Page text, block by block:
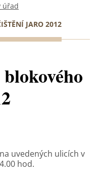
úřad
JARO 2012
uvedených ulicích v
hod.